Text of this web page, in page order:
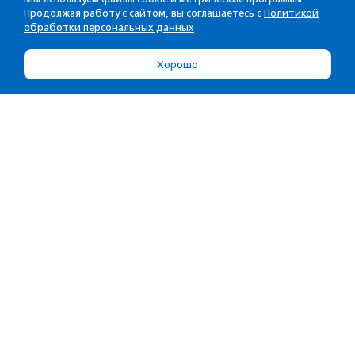
Продолжая работу с сайтом, вы соглашаетесь с Политикой
обработки персональных данных
Хорошо